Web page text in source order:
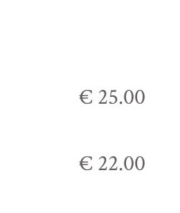
€ 25.00
€ 22.00